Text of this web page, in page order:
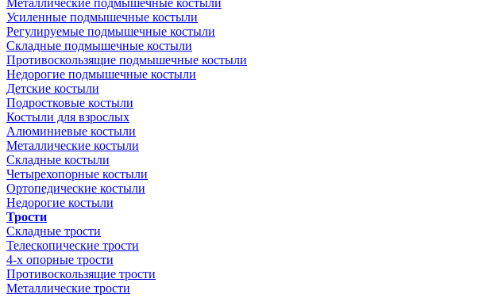
Металлические подмышечные костыли
Усиленные подмышечные костыли
Регулируемые подмышечные костыли
Складные подмышечные костыли
Противоскользящие подмышечные костыли
Недорогие подмышечные костыли
Детские костыли
Подростковые костыли
Костыли для взрослых
Алюминиевые костыли
Металлические костыли
Складные костыли
Четырехопорные костыли
Ортопедические костыли
Недорогие костыли
Трости
Складные трости
Телескопические трости
4-х опорные трости
Противоскользящие трости
Металлические трости